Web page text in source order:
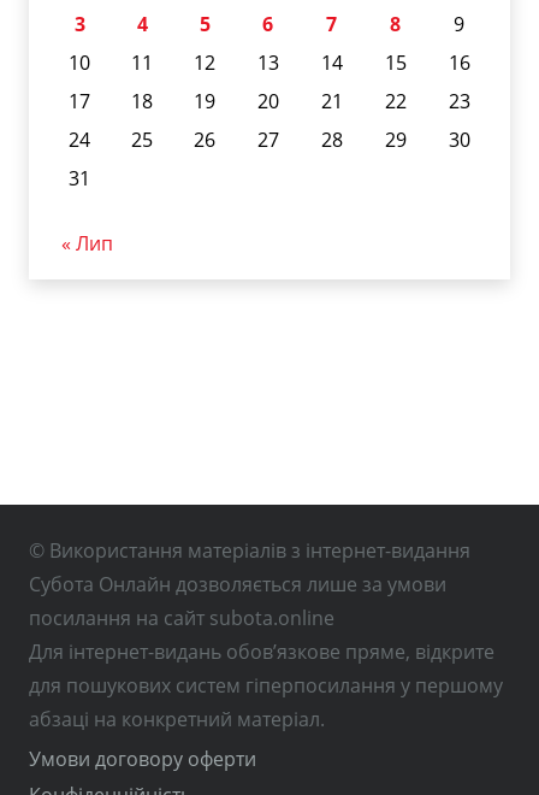
3
4 5 6 7 8
9
10
11 12 13 14 15
16
17
18 19 20 21 22
23
24
25 26 27 28 29
30
31
« Лип
© Використання матеріалів з інтернет-видання
Субота Онлайн дозволяється лише за умови
посилання на сайт subota.online
Для інтернет-видань обов’язкове пряме, відкрите
для пошукових систем гіперпосилання у першому
абзаці на конкретний матеріал.
Умови договору оферти